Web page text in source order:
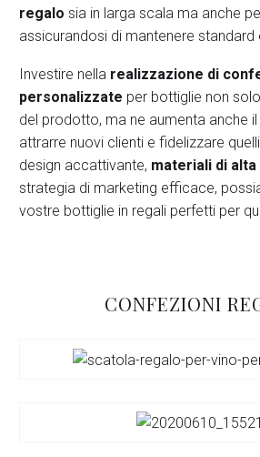
regalo sia in larga scala ma anche
assicurandosi di mantenere standard
Investire nella realizzazione di
personalizzate per bottiglie non
del prodotto, ma ne aumenta anche
attrarre nuovi clienti e fidelizzare
design accattivante, materiali di alta
strategia di marketing efficace,
vostre bottiglie in regali perfetti per
CONFEZIONI